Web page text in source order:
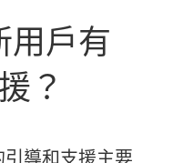
用戶有
？